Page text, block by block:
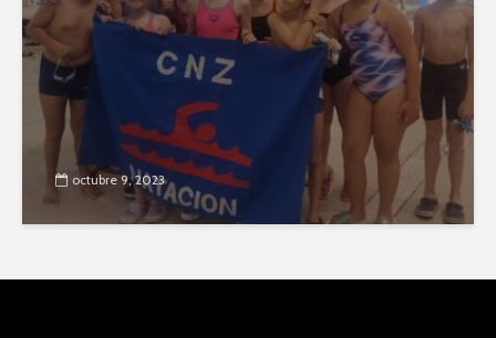
octubre 9, 2023